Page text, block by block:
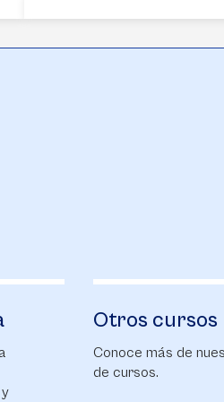
Otros cursos
Conoce más de
de cursos.